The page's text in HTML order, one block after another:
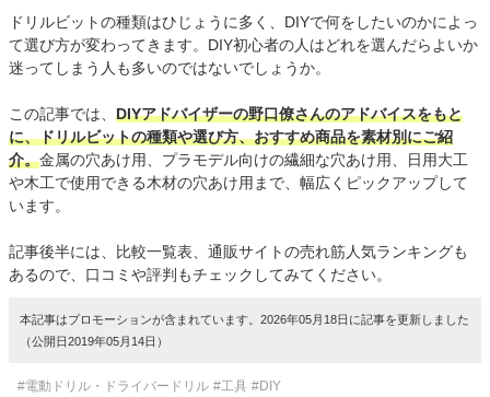
ドリルビットの種類はひじょうに多く、DIYで何をしたいのかによっ
て選び方が変わってきます。DIY初心者の人はどれを選んだらよいか
迷ってしまう人も多いのではないでしょうか。
この記事では、 DIYアドバイザーの野口僚さんのアドバイスをもと
に、ドリルビットの種類や選び方、おすすめ商品を素材別にご紹
介。金属の穴あけ用、プラモデル向けの繊細な穴あけ用、日用大工
や木工で使用できる木材の穴あけ用まで、幅広くピックアップして
います。
記事後半には、比較一覧表、通販サイトの売れ筋人気ランキングも
あるので、口コミや評判もチェックしてみてください。
本記事はプロモーションが含まれています。2026年05月18日に記事を更新しました
（公開日2019年05月14日）
#電動ドリル・ドライバードリル #工具 #DIY